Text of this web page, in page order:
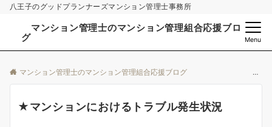
八王子のグッドプランナーズマンション管理士事務所
マンション管理士のマンション管理組合応援ブロ
グMenu
マンション管理士のマンション管理組合応援ブログ
★マンションにおけるトラブル発生状況